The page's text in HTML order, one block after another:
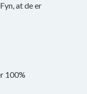
at de er
100%